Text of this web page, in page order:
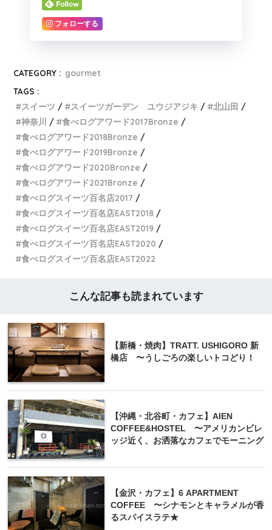
フォローする
CATEGORY : gourmet
TAGS :
スイーツ
スイーツガーデン ユウジアジキ
北山田
神奈川
食べログアワード2017Bronze
食べログアワード2018Bronze
食べログアワード2019Bronze
食べログアワード2020Bronze
食べログアワード2021Bronze
食べログスイーツ百名店2017
食べログスイーツ百名店EAST2018
食べログスイーツ百名店EAST2019
食べログスイーツ百名店EAST2020
食べログスイーツ百名店EAST2022
こんな記事も読まれています
【新橋・焼肉】TRATT. USHIGORO 新
橋店 〜うしごろの楽しいトコどり！
【沖縄・北谷町・カフェ】AIEN
COFFEE&HOSTEL 〜アメリカンビレ
ッジ近く、お洒落なカフェでモーニング
【金沢・カフェ】6 APARTMENT
COFFEE 〜シナモンとキャラメルが香
るスパイスラテ★